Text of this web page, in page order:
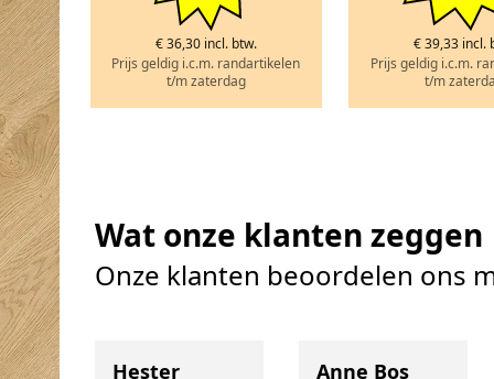
€ 36,30 incl. btw.
Prijs geldig i.c.m. randartikelen
t/m zaterdag
€ 39,33 incl.
Prijs geldig i.c.m.
t/m
Wat onze klanten zeggen
Onze klanten beoordelen ons
Hester Anne Bos